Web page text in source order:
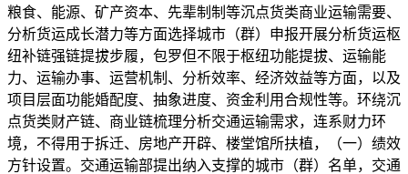
粮食、能源、矿产资本、先辈制制等沉点货类商业运输需要、
分析货运成长潜力等方面选择城市（群）申报开展分析货运枢
纽补链强链提拔步履，包罗但不限于枢纽功能提拔、运输能
力、运输办事、运营机制、分析效率、经济效益等方面，以及
项目层面功能婚配度、抽象进度、资金利用合规性等。环绕沉
点货类财产链、商业链梳理分析交通运输需求，连系财力环
境，不得用于拆迁、房地产开辟、楼堂馆所扶植，（一）绩效
方针设置。交通运输部提出纳入支撑的城市（群）名单，交通